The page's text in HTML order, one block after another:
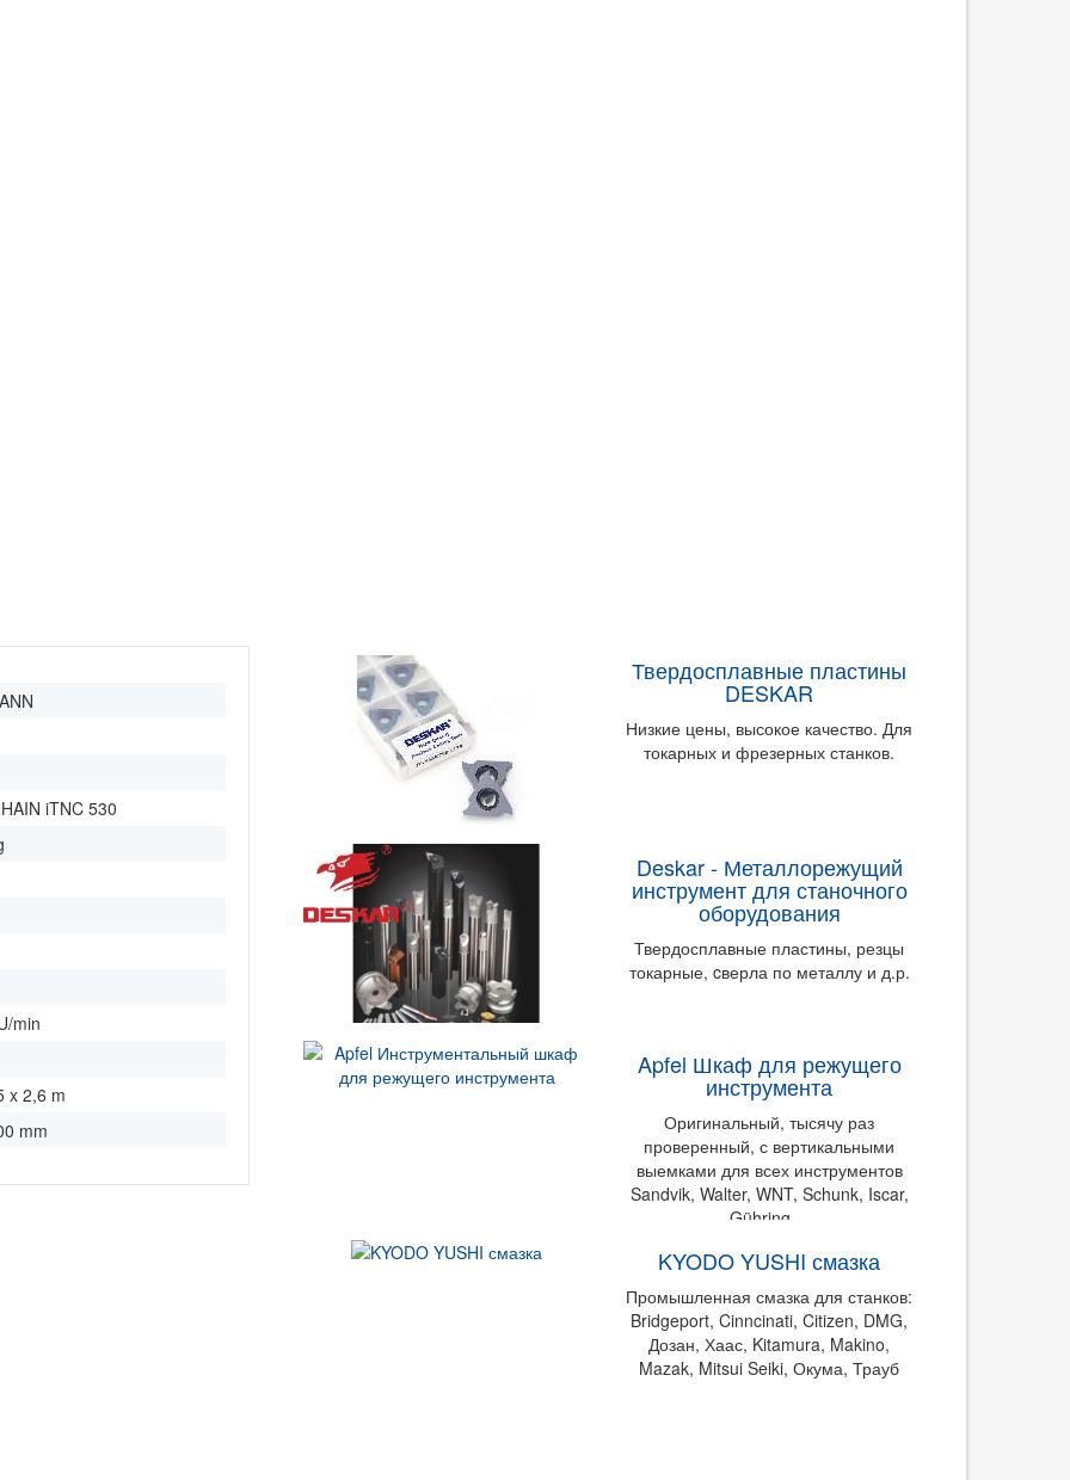
iTNC 530
min
x 2,6 m
mm
Твердосплавные пластины
DESKAR
Низкие цены, высокое качество. Для
токарных и фрезерных станков.
Deskar - Металлорежущий
инструмент для станочного
оборудования
Твердосплавные пластины, резцы
токарные, cверла по металлу и д.р.
Apfel Шкаф для режущего
инструмента
Оригинальный, тысячу раз
проверенный, с вертикальными
выемками для всех инструментов
Sandvik, Walter, WNT, Schunk, Iscar,
Gühring ...
KYODO YUSHI смазка
Промышленная смазка для станков:
Bridgeport, Cinncinati, Citizen, DMG,
Дозан, Хаас, Kitamura, Makino,
Mazak, Mitsui Seiki, Окума, Трауб